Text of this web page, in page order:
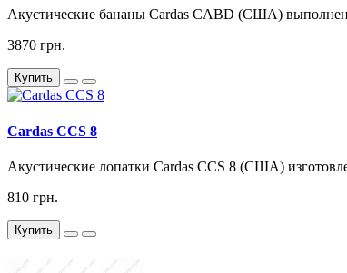
Акустические бананы Cardas CABD (США)
3870 грн.
Купить
Cardas CCS 8
Акустические лопатки Cardas CCS 8 (США)
810 грн.
Купить